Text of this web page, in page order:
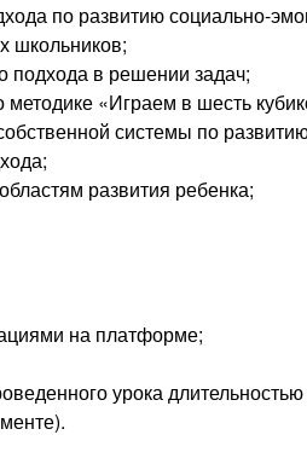
по развитию социально-
школьников;
подхода в решении задач;
«Играем в шесть
системы по
развития ребенка;
на платформе;
урока